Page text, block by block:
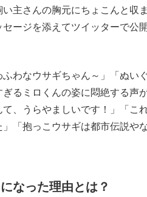
主さんの胸元にちょこんと収
ージを添えてツイッターで公
わなウサギちゃん～」「ぬい
るミロくんの姿に悶絶する声
、うらやましいです！」「こ
「抱っこウサギは都市伝説や
なった理由とは？